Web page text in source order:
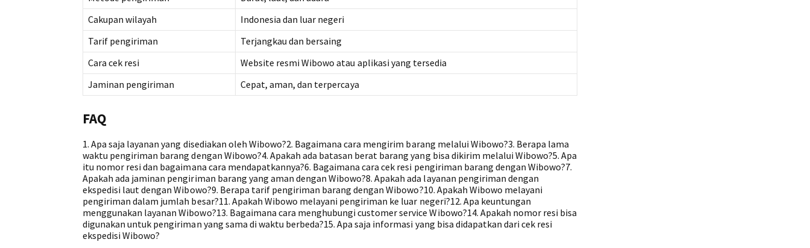
Cakupan wilayah
Indonesia dan luar negeri
Tarif pengiriman
Terjangkau dan bersaing
Cara cek resi
Website resmi Wibowo atau aplikasi yang tersedia
Jaminan pengiriman
Cepat, aman, dan terpercaya
FAQ
1. Apa saja layanan yang disediakan oleh Wibowo?2. Bagaimana cara mengirim barang melalui Wibowo?3. Berapa lama
waktu pengiriman barang dengan Wibowo?4. Apakah ada batasan berat barang yang bisa dikirim melalui Wibowo?5. Apa
itu nomor resi dan bagaimana cara mendapatkannya?6. Bagaimana cara cek resi pengiriman barang dengan Wibowo?7.
Apakah ada jaminan pengiriman barang yang aman dengan Wibowo?8. Apakah ada layanan pengiriman dengan
ekspedisi laut dengan Wibowo?9. Berapa tarif pengiriman barang dengan Wibowo?10. Apakah Wibowo melayani
pengiriman dalam jumlah besar?11. Apakah Wibowo melayani pengiriman ke luar negeri?12. Apa keuntungan
menggunakan layanan Wibowo?13. Bagaimana cara menghubungi customer service Wibowo?14. Apakah nomor resi bisa
digunakan untuk pengiriman yang sama di waktu berbeda?15. Apa saja informasi yang bisa didapatkan dari cek resi
ekspedisi Wibowo?